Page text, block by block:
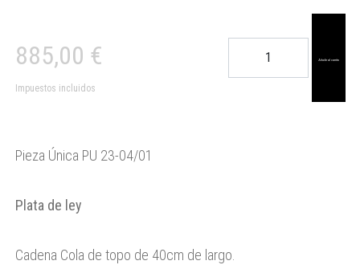
885,00 €
Impuestos incluidos
cantidad
Añadir al carrito
Pieza Única PU 23-04/01
Plata de ley
Cadena Cola de topo de 40cm de largo.